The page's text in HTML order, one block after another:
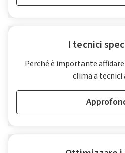
I tecnici
Perché è importante
clima a